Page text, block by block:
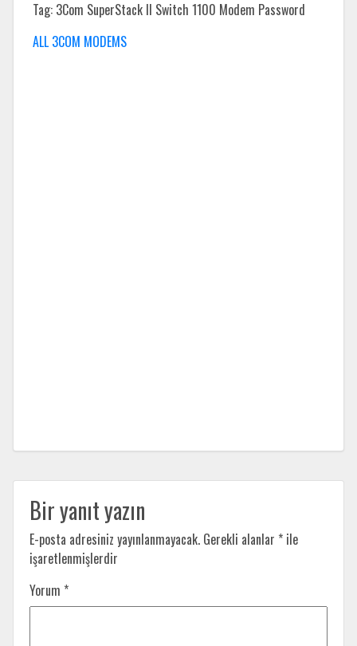
Tag: 3Com SuperStack II Switch 1100 Modem Password
ALL 3COM MODEMS
Bir yanıt yazın
E-posta adresiniz yayınlanmayacak. Gerekli alanlar * ile
işaretlenmişlerdir
Yorum *